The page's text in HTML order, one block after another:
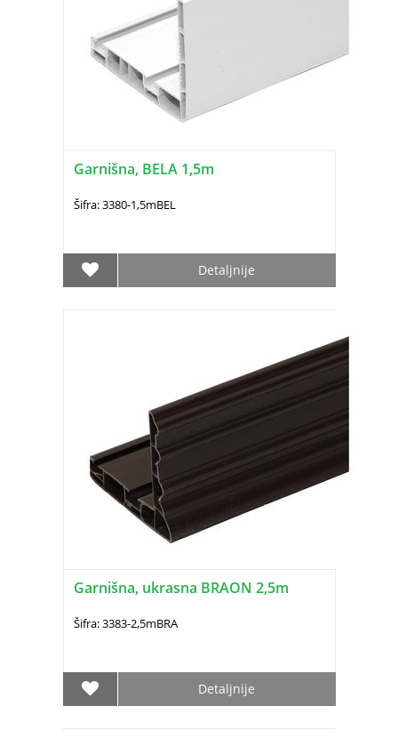
Garnišna, BELA 1,5m
Šifra: 3380-1,5mBEL
Detaljnije
Garnišna, ukrasna BRAON 2,5m
Šifra: 3383-2,5mBRA
Detaljnije